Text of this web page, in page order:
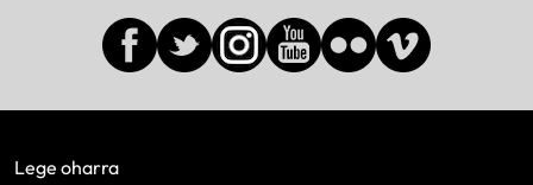
Lege oharra